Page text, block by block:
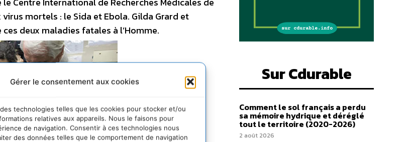
Gérer le consentement aux cookies
technologies telles que les cookies pour stocker et/ou
relatives aux appareils. Nous le faisons pour
de navigation. Consentir à ces technologies nous
des données telles que le comportement de navigation
mortels : le Sida et Ebola. Gilda Grard et
deux maladies fatales à l’Homme.
Sur Cdurable
Comment le sol français a perdu
sa mémoire hydrique et déréglé
tout le territoire (2020-2026)
2 août 2026